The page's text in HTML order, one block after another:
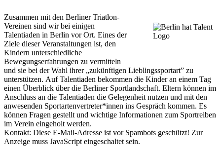
Zusammen mit den Berliner Triatlon-
Vereinen sind wir bei einigen
Talentiaden in Berlin vor Ort. Eines der
Ziele dieser Veranstaltungen ist, den
Kindern unterschiedliche
Bewegungserfahrungen zu vermitteln
und sie bei der Wahl ihrer „zukünftigen Lieblingssportart” zu
unterstützen. Auf Talentiaden bekommen die Kinder an einem Tag
einen Überblick über die Berliner Sportlandschaft. Eltern können im
Anschluss an die Talentiaden die Gelegenheit nutzen und mit den
anwesenden Sportartenvertreter*innen ins Gespräch kommen. Es
können Fragen gestellt und wichtige Informationen zum Sportreiben
im Verein eingeholt werden.
Kontakt: Diese E-Mail-Adresse ist vor Spambots geschützt! Zur
Anzeige muss JavaScript eingeschaltet sein.